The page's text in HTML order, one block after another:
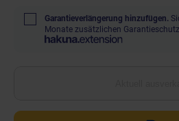
Garantieverlängerung hinzufügen.
Monate zusätzlichen